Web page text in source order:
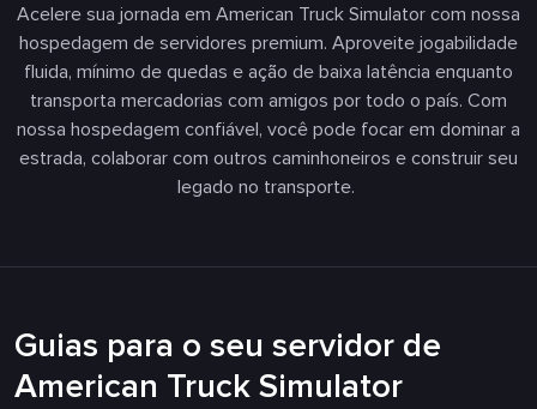
Acelere sua jornada em American Truck Simulator com nossa
hospedagem de servidores premium. Aproveite jogabilidade
fluida, mínimo de quedas e ação de baixa latência enquanto
transporta mercadorias com amigos por todo o país. Com
nossa hospedagem confiável, você pode focar em dominar a
estrada, colaborar com outros caminhoneiros e construir seu
legado no transporte.
Guias para o seu servidor de
American Truck Simulator